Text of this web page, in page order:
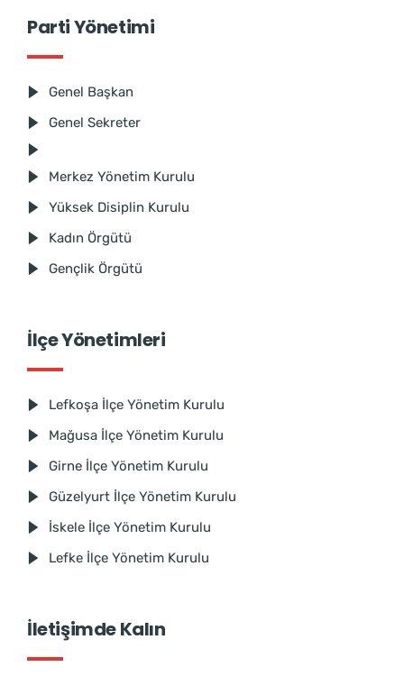
Parti Yönetimi
Genel Başkan
Genel Sekreter
Merkez Yönetim Kurulu
Yüksek Disiplin Kurulu
Kadın Örgütü
Gençlik Örgütü
İlçe Yönetimleri
Lefkoşa İlçe Yönetim Kurulu
Mağusa İlçe Yönetim Kurulu
Girne İlçe Yönetim Kurulu
Güzelyurt İlçe Yönetim Kurulu
İskele İlçe Yönetim Kurulu
Lefke İlçe Yönetim Kurulu
İletişimde Kalın